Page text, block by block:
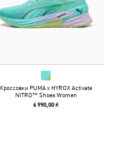
Кроссовки PUMA x HYROX Activate
NITRO™ Shoes Women
6 990,00 ₴